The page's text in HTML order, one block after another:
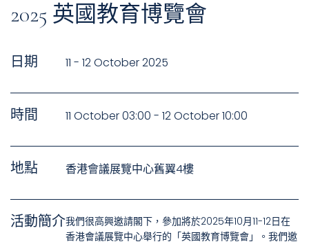
2025 英國教育博覽會
日期 11 - 12 October 2025
時間 11 October 03:00 - 12 October 10:00
地點 香港會議展覽中心舊翼4樓
活動簡介我們很高興邀請閣下，參加將於2025年10月11-12日在
香港會議展覽中心舉行的「英國教育博覽會」。我們邀